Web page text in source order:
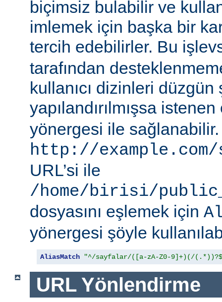
biçimsiz bulabilir ve
imlemek için başka bir
tercih edebilirler. Bu
tarafından
kullanıcı dizinleri düzgün
yapılandırılmışsa
yönergesi ile
http://
URL’si ile
/home/birisi/
dosyasını eşlemek için
yönergesi şöyle
AliasMatch "^/sayfalar/([a-zA-Z0-9]+)(/
URL Yönlendirme